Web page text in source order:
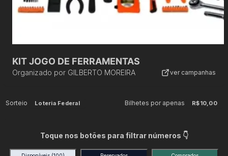
KIT JOGO DE FERRAMENTAS
Organizado por GILBERTO MOREIRA ver campanhas
Sorteio Loteria Federal Bilhetes por apenas R$10,00
Toque nos botões para filtrar números 👇